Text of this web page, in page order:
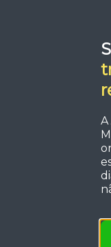
A
de